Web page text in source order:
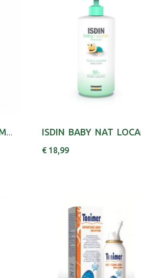
Ch.Bri1192000000 Lua Musical
€ 18,99